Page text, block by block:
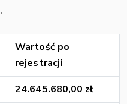
.
Wartość po
rejestracji
24.645.680,00 zł